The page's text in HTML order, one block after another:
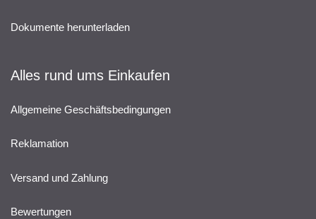
Dokumente herunterladen
Alles rund ums Einkaufen
Allgemeine Geschäftsbedingungen
Reklamation
Versand und Zahlung
Bewertungen